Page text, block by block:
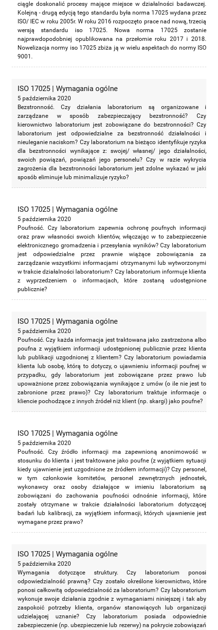
ciągle doskonalić procesy mające miejsce w działalności badawczej.
Kolejną - drugą edycją tego standardu była norma 17025 wydana przez
ISO/ IEC w roku 2005r. W roku 2016 rozpoczęto prace nad nową, trzecią
wersją standardu iso 17025. Nowa norma 17025 zostanie
najprawdopodobniej opublikowana na przełomie roku 2017 i 2018.
Nowelizacja normy iso 17025 zbiża ją w wielu aspektach do normy ISO
9001.
ISO 17025 | Wymagania ogólne
5 października 2020
Bezstronność. Czy działania laboratorium są organizowane i
zarządzane w sposób zabezpieczający bezstronność? Czy
kierownictwo laboratorium jest zobowiązane do bezstronności? Czy
laboratorium jest odpowiedzialne za bezstronność działalności i
nieuleganie naciskom? Czy laboratorium na bieżąco identyfikuje ryzyka
dla bezstronności wynikające z: swojej/ własnej/ jego działalności,
swoich powiązań, powiązań jego personelu? Czy w razie wykrycia
zagrożenia dla bezstronności laboratorium jest zdolne wykazać w jaki
sposób eliminuje lub minimalizuje ryzyko?
ISO 17025 | Wymagania ogólne
5 października 2020
Poufność. Czy laboratorium zapewnia ochronę poufnych informacji
oraz praw własności swoich klientów, włączając w to zabezpieczenie
elektronicznego gromadzenia i przesyłania wyników? Czy laboratorium
jest odpowiedzialne przez prawnie wiążące zobowiązania za
zarządzanie wszystkimi informacjami otrzymanymi lub wytworzonymi
w trakcie działalności laboratorium? Czy laboratorium informuje klienta
z wyprzedzeniem o informacjach, które zostaną udostępnione
publicznie?
ISO 17025 | Wymagania ogólne
5 października 2020
Poufność. Czy każda informacja jest traktowana jako zastrzeżona albo
poufna z wyjątkiem informacji udostępnionej publicznie przez klienta
lub publikacji uzgodnionej z klientem? Czy laboratorium powiadamia
klienta lub osobę, którą to dotyczy, o ujawnieniu informacji poufnej w
przypadku, gdy laboratorium jest zobowiązane przez prawo lub
upoważnione przez zobowiązania wynikające z umów (o ile nie jest to
zabronione przez prawo)? Czy laboratorium traktuje informacje o
kliencie pochodzące z innych źródeł niż klient (np. skargi) jako poufne?
ISO 17025 | Wymagania ogólne
5 października 2020
Poufność. Czy źródło informacji ma zapewnioną anonimowość w
stosunku do klienta i jest traktowane jako poufne (z wyjątkiem sytuacji
kiedy ujawnienie jest uzgodnione ze źródłem informacji)? Czy personel,
w tym członkowie komitetów, personel zewnętrznych jednostek,
wykonawcy oraz osoby działające w imieniu laboratorium są
zobowiązani do zachowania poufności odnośnie informacji, które
zostały otrzymane w trakcie działalności laboratorium dotyczącej
badań lub kalibracji, za wyjątkiem informacji, których ujawnienie jest
wymagane przez prawo?
ISO 17025 | Wymagania ogólne
5 października 2020
Wymagania dotyczące struktury. Czy laboratorium ponosi
odpowiedzialność prawną? Czy zostało określone kierownictwo, które
ponosi całkowitą odpowiedzialność za laboratorium? Czy laboratorium
wykonuje swoje działania zgodnie z wymaganiami niniejszej i tak aby
zaspokoić potrzeby klienta, organów stanowiących lub organizacji
udzielającej uznanie? Czy laboratorium posiada odpowiednie
zabezpieczenie (np. ubezpieczenie lub rezerwy) na pokrycie zobowiązań